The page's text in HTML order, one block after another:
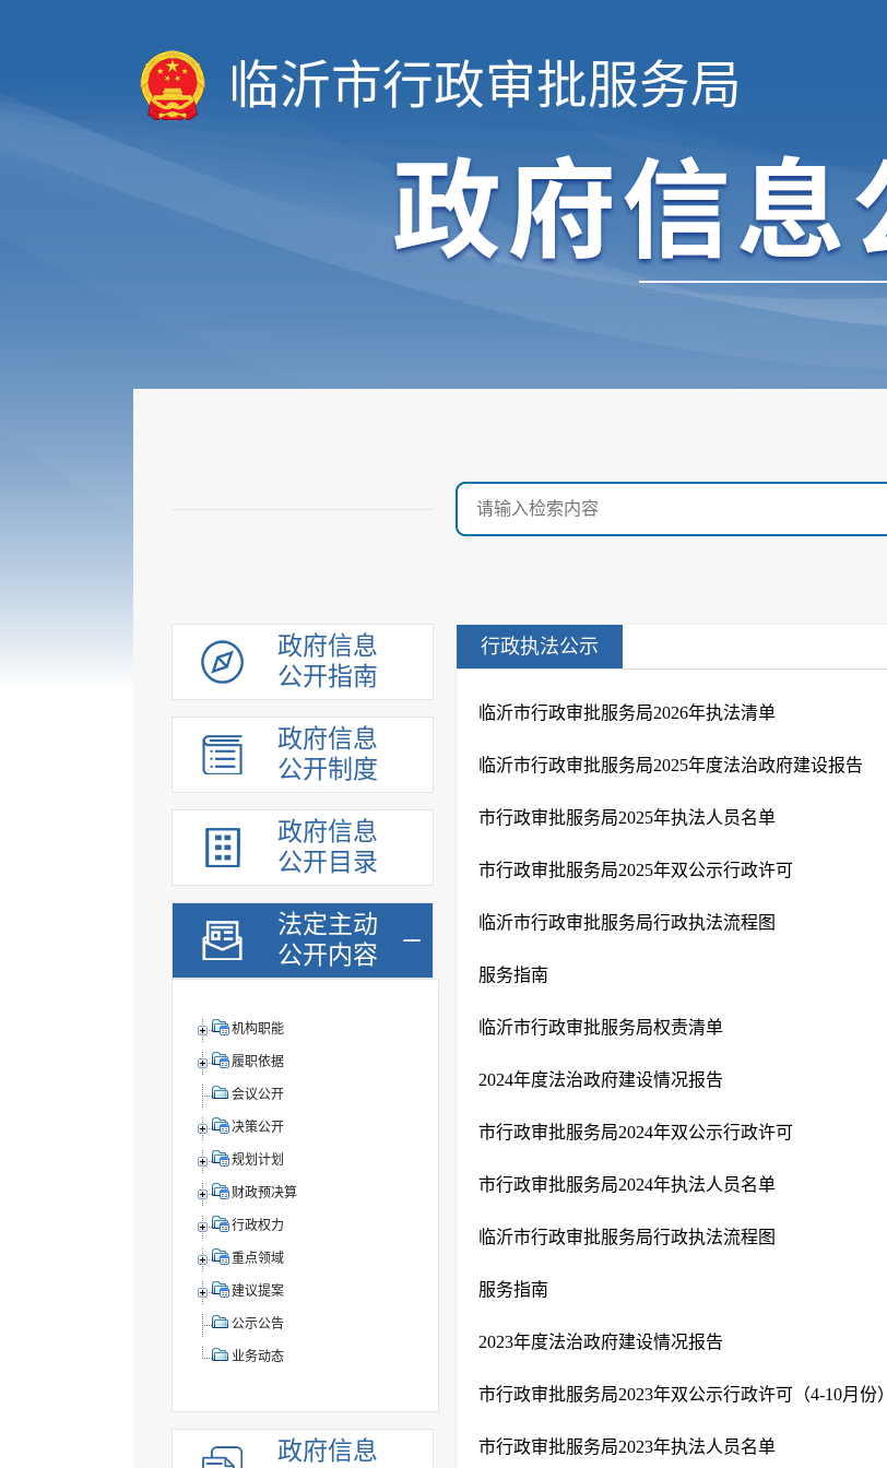
临沂市行政审批服务局
政府信息
公开指南
政府信息
公开制度
政府信息
公开目录
法定主动
公开内容
机构职能
履职依据
会议公开
决策公开
规划计划
财政预决算
行政权力
重点领域
建议提案
公示公告
业务动态
政府信息
行政执法公示
临沂市行政审批服务局2026年执法清单
临沂市行政审批服务局2025年度法治政府建设报告
市行政审批服务局2025年执法人员名单
市行政审批服务局2025年双公示行政许可
临沂市行政审批服务局行政执法流程图
服务指南
临沂市行政审批服务局权责清单
2024年度法治政府建设情况报告
市行政审批服务局2024年双公示行政许可
市行政审批服务局2024年执法人员名单
临沂市行政审批服务局行政执法流程图
服务指南
2023年度法治政府建设情况报告
市行政审批服务局2023年双公示行政许可（4-10月份）
市行政审批服务局2023年执法人员名单